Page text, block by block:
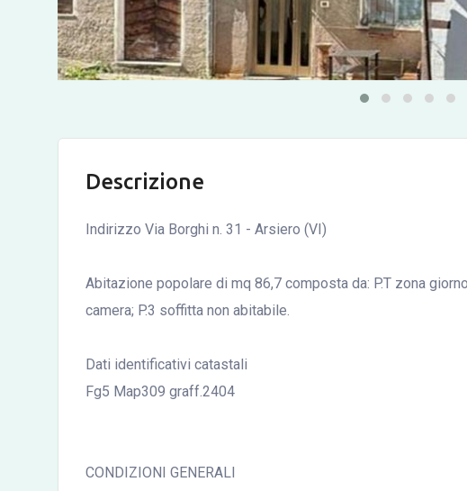
Descrizione
Indirizzo Via Borghi n. 31 - Arsiero (VI)
Abitazione popolare di mq 86,7 composta da: P.T zona
camera; P.3 soffitta non abitabile.
Dati identificativi catastali
Fg5 Map309 graff.2404
CONDIZIONI GENERALI